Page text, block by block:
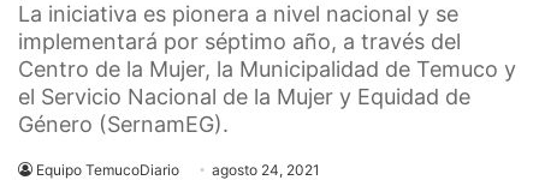
La iniciativa es pionera a nivel nacional y se
implementará por séptimo año, a través del
Centro de la Mujer, la Municipalidad de Temuco y
el Servicio Nacional de la Mujer y Equidad de
Género (SernamEG).
Equipo TemucoDiario agosto 24, 2021